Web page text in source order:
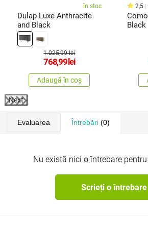
în stoc
Dulap Luxe Anthracite
and Black
1.025,99 lei
768,99lei
Adaugă în coș
2,5
Black
Next
Evaluarea Întrebări(0)
Nu există nici o întrebare
Scrieți o întrebare